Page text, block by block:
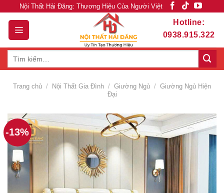
content
Nội Thất Hải Đăng: Thương Hiệu Của Người Việt
Hotline:
0938.915.322
Trang chủ / Nội Thất Gia Đình / Giường Ngủ / Giường Ngủ Hiện
Đại
-13%